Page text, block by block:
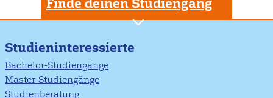
Studieninteressierte
Bachelor-Studiengänge
Master-Studiengänge
Studienberatung